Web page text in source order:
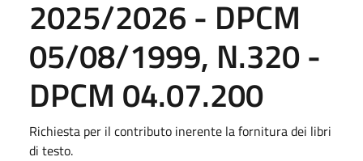
2025/2026 - DPCM
05/08/1999, N.320 -
DPCM 04.07.200
Richiesta per il contributo inerente la fornitura dei libri
di testo.